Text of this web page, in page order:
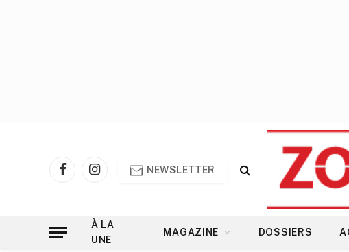
FacebookInstagram
NEWSLETTER
À LA
UNE
MAGAZINE DOSSIERS